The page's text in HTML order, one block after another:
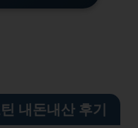
내돈내산 후기